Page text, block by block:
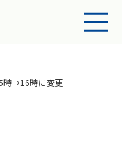
時→16時に変更